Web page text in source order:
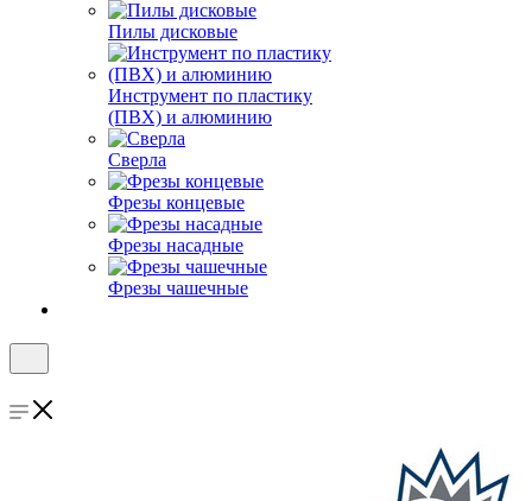
Пилы дисковые
Инструмент по пластику
(ПВХ) и алюминию
Сверла
Фрезы концевые
Фрезы насадные
Фрезы чашечные